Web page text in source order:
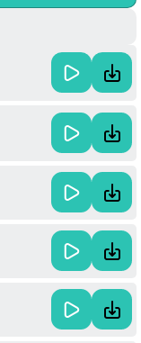
проект, но
который
что делает их